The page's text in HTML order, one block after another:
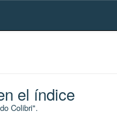
el índice
Colibri".